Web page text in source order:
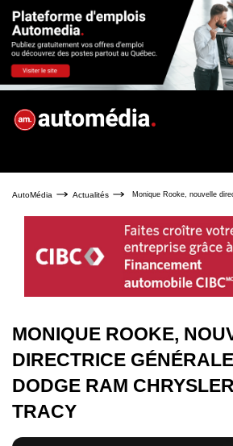
AutoMédia Actualités Monique Rooke, nouvelle
MONIQUE ROOKE,
DIRECTRICE
DODGE RAM
TRACY